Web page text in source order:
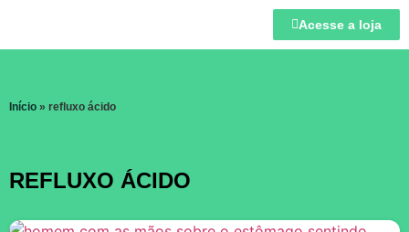
Acesse a loja
Início » refluxo ácido
REFLUXO ÁCIDO